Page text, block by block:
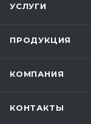
УСЛУГИ
ПРОДУКЦИЯ
КОМПАНИЯ
КОНТАКТЫ